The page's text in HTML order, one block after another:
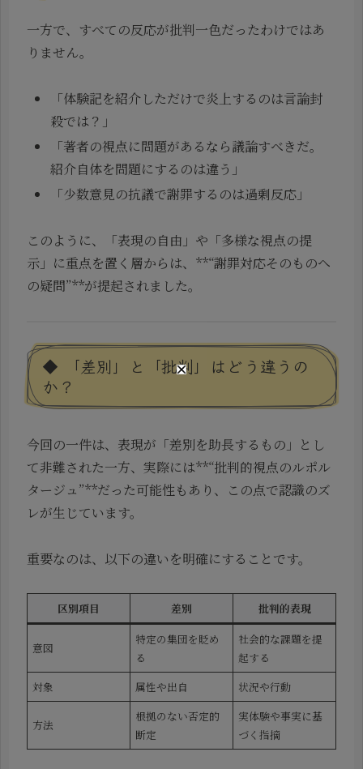
一方で、すべての反応が批判一色だったわけではあ
りません。
「体験記を紹介しただけで炎上するのは言論封
殺では？」
「著者の視点に問題があるなら議論すべきだ。
紹介自体を問題にするのは違う」
「少数意見の抗議で謝罪するのは過剰反応」
このように、「表現の自由」や「多様な視点の提
示」に重点を置く層からは、**“謝罪対応そのものへ
の疑問”**が提起されました。
◆ 「差別」と「批判」はどう違うの
か？
今回の一件は、表現が「差別を助長するもの」とし
て非難された一方、実際には**“批判的視点のルポル
タージュ”**だった可能性もあり、この点で認識のズ
レが生じています。
重要なのは、以下の違いを明確にすることです。
区別項目 差別 批判的表現
意図
特定の集団を貶め
る
社会的な課題を提
起する
対象
属性や出自 状況や行動
方法
根拠のない否定的
断定
実体験や事実に基
づく指摘